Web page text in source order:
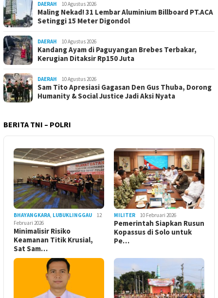
DAERAH 10 Agustus 2026
Maling Nekad! 31 Lembar Aluminium Billboard PT.ACA
Setinggi 15 Meter Digondol
DAERAH 10 Agustus 2026
Kandang Ayam di Paguyangan Brebes Terbakar,
Kerugian Ditaksir Rp150 Juta
DAERAH 10 Agustus 2026
Sam Tito Apresiasi Gagasan Den Gus Thuba, Dorong
Humanity & Social Justice Jadi Aksi Nyata
BERITA TNI – POLRI
BHAYANGKARA, LUBUKLINGGAU
12
Februari 2026
Minimalisir Risiko
Keamanan Titik Krusial,
Sat Sam…
MILITER 10 Februari 2026
Pemerintah Siapkan Rusun
Kopassus di Solo untuk
Pe…